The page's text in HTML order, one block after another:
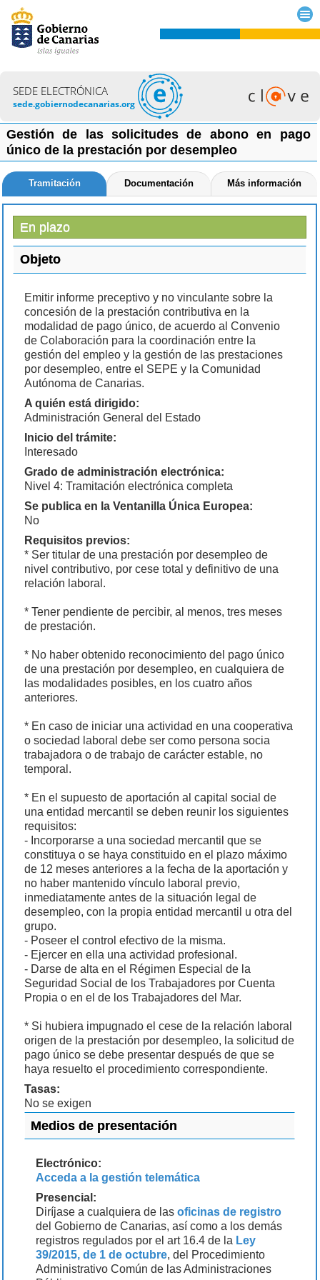
SEDE ELECTRÓNICA
sede.gobiernodecanarias.org
Gestión de las solicitudes de abono en pago
único de la prestación por desempleo
Tramitación Documentación Más información
En plazo
Objeto
Emitir informe preceptivo y no vinculante sobre la
concesión de la prestación contributiva en la
modalidad de pago único, de acuerdo al Convenio
de Colaboración para la coordinación entre la
gestión del empleo y la gestión de las prestaciones
por desempleo, entre el SEPE y la Comunidad
Autónoma de Canarias.
A quién está dirigido:
Administración General del Estado
Inicio del trámite:
Interesado
Grado de administración electrónica:
Nivel 4: Tramitación electrónica completa
Se publica en la Ventanilla Única Europea:
No
Requisitos previos:
* Ser titular de una prestación por desempleo de
nivel contributivo, por cese total y definitivo de una
relación laboral.
* Tener pendiente de percibir, al menos, tres meses
de prestación.
* No haber obtenido reconocimiento del pago único
de una prestación por desempleo, en cualquiera de
las modalidades posibles, en los cuatro años
anteriores.
* En caso de iniciar una actividad en una cooperativa
o sociedad laboral debe ser como persona socia
trabajadora o de trabajo de carácter estable, no
temporal.
* En el supuesto de aportación al capital social de
una entidad mercantil se deben reunir los siguientes
requisitos:
- Incorporarse a una sociedad mercantil que se
constituya o se haya constituido en el plazo máximo
de 12 meses anteriores a la fecha de la aportación y
no haber mantenido vínculo laboral previo,
inmediatamente antes de la situación legal de
desempleo, con la propia entidad mercantil u otra del
grupo.
- Poseer el control efectivo de la misma.
- Ejercer en ella una actividad profesional.
- Darse de alta en el Régimen Especial de la
Seguridad Social de los Trabajadores por Cuenta
Propia o en el de los Trabajadores del Mar.
* Si hubiera impugnado el cese de la relación laboral
origen de la prestación por desempleo, la solicitud de
pago único se debe presentar después de que se
haya resuelto el procedimiento correspondiente.
Tasas:
No se exigen
Medios de presentación
Electrónico:
Acceda a la gestión telemática
Presencial:
Diríjase a cualquiera de lasoficinas de registro
del Gobierno de Canarias, así como a los demás
registros regulados por el art 16.4 de la Ley
39/2015, de 1 de octubre, del Procedimiento
Administrativo Común de las Administraciones